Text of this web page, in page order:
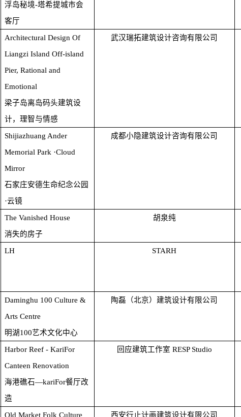
浮岛秘境-塔希提城市会
客厅
Architectural Design Of
Liangzi Island Off-island
Pier, Rational and
Emotional
梁子岛离岛码头建筑设
计，理智与情感
武汉瑞拓建筑设计咨询有限公司
Shijiazhuang Ander
Memorial Park ·Cloud
Mirror
石家庄安德生命纪念公园
·云镜
成都小隐建筑设计咨询有限公司
The Vanished House
消失的房子
胡泉纯
LH STARH
Daminghu 100 Culture &
Arts Centre
明湖100艺术文化中心
陶磊（北京）建筑设计有限公司
Harbor Reef - KariFor
Canteen Renovation
海港礁石—kariFor餐厅改
造
回应建筑工作室 RESP Studio
Old Market Folk Culture 西安行止计画建筑设计有限公司